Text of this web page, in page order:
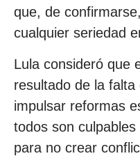
que, de
cualquier seriedad
Lula consideró que
resultado de la
impulsar reformas
todos son
para no crear